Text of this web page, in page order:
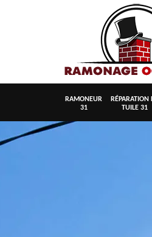
RAMONEUR
31
RÉPARATION
TUILE 31